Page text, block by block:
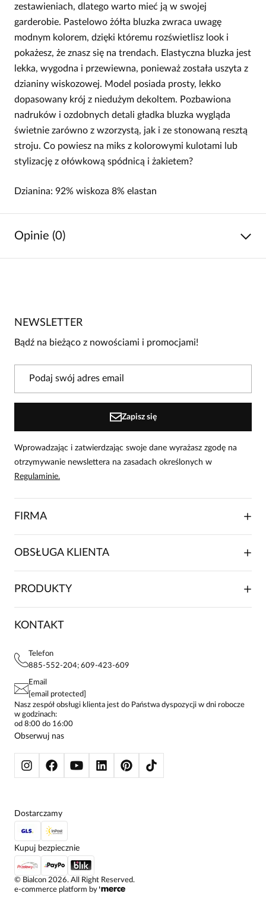
zestawieniach, dlatego warto mieć ją w swojej
garderobie. Pastelowo żółta bluzka zwraca uwagę
modnym kolorem, dzięki któremu rozświetlisz look i
pokażesz, że znasz się na trendach. Elastyczna bluzka jest
lekka, wygodna i przewiewna, ponieważ została uszyta z
dzianiny wiskozowej. Model posiada prosty, lekko
dopasowany krój z niedużym dekoltem. Pozbawiona
nadruków i ozdobnych detali gładka bluzka wygląda
świetnie zarówno z wzorzystą, jak i ze stonowaną resztą
stroju. Co powiesz na miks z kolorowymi kulotami lub
stylizację z ołówkową spódnicą i żakietem?
Dzianina: 92% wiskoza 8% elastan
Opinie (0)
Bądź pierwszą osobą, która podzieli się opinią o tym
W naszej witrynie opinie mogą dodawać tylko
NEWSLETTER
Bądź na bieżąco z nowościami i promocjami!
Zapisz się
Wprowadzając i zatwierdzając swoje dane wyrażasz zgodę na
otrzymywanie newslettera na zasadach określonych w
Regulaminie.
FIRMA
FRANCZYZA
MAPA WITRYNY
KONTAKTY
OBSŁUGA KLIENTA
FAQ
POLITYKA PRYWATNOŚCI
STREFA STAŁEGO KLIENTA
PRODUKTY
KOSZULE DAMSKIE
SPODNIE DAMSKIE
ŻAKIETY I MARYNARKI
SWETRY
BLUZY
KONTAKT
Telefon
885-552-204; 609-423-609
Email
[email protected]
Nasz zespół obsługi klienta jest do Państwa dyspozycji w dni robocze
w godzinach:
od 8:00 do 16:00
Obserwuj nas
© Bialcon 2026. All Right Reserved.
e-commerce platform by
Dostarczamy
Kupuj bezpiecznie